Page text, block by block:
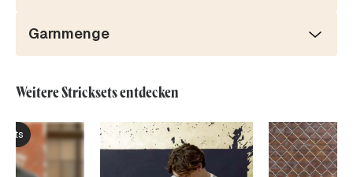
Garnmenge
Weitere Stricksets entdecken